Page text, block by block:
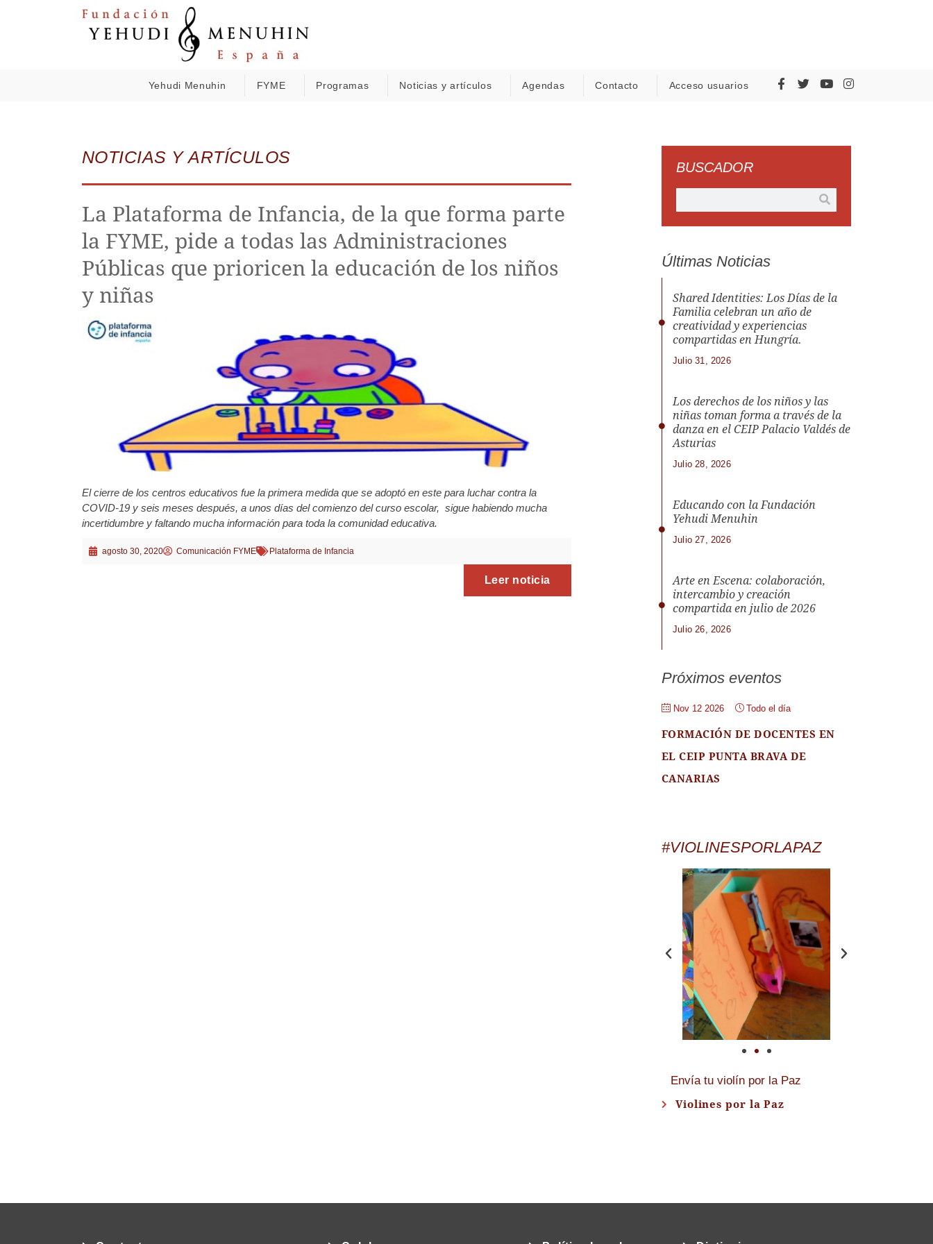
Yehudi Menuhin FYME Programas Noticias y artículos Agendas Contacto Acceso usuarios
NOTICIAS Y ARTÍCULOS
La Plataforma de Infancia, de la que forma parte
la FYME, pide a todas las Administraciones
Públicas que prioricen la educación de los niños
y niñas
El cierre de los centros educativos fue la primera medida que se adoptó en este para luchar contra la
COVID-19 y seis meses después, a unos días del comienzo del curso escolar, sigue habiendo mucha
incertidumbre y faltando mucha información para toda la comunidad educativa.
agosto 30, 2020 Comunicación FYME Plataforma de Infancia
Leer noticia
BUSCADOR
Últimas Noticias
Shared Identities: Los Días de la
Familia celebran un año de
creatividad y experiencias
compartidas en Hungría.
Julio 31, 2026
Los derechos de los niños y las
niñas toman forma a través de la
danza en el CEIP Palacio Valdés de
Asturias
Julio 28, 2026
Educando con la Fundación
Yehudi Menuhin
Julio 27, 2026
Arte en Escena: colaboración,
intercambio y creación
compartida en julio de 2026
Julio 26, 2026
Próximos eventos
Nov 12 2026 Todo el día
FORMACIÓN DE DOCENTES EN
EL CEIP PUNTA BRAVA DE
CANARIAS
#VIOLINESPORLAPAZ
Envía tu violín por la Paz
Violines por la Paz